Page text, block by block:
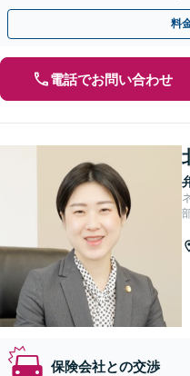
て最善の解決となるよう、粘り強
料
電話でお問い合わせ
保険会社との交渉